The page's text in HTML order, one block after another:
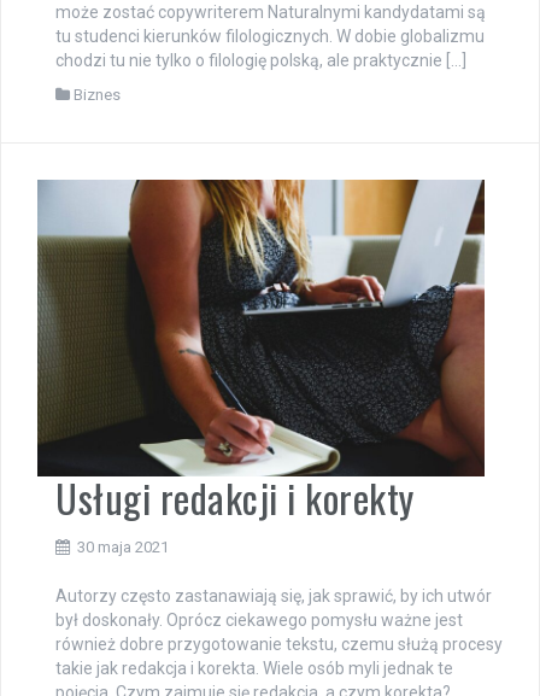
może zostać copywriterem Naturalnymi kandydatami są
tu studenci kierunków filologicznych. W dobie globalizmu
chodzi tu nie tylko o filologię polską, ale praktycznie […]
Biznes
Usługi redakcji i korekty
30 maja 2021
Autorzy często zastanawiają się, jak sprawić, by ich utwór
był doskonały. Oprócz ciekawego pomysłu ważne jest
również dobre przygotowanie tekstu, czemu służą procesy
takie jak redakcja i korekta. Wiele osób myli jednak te
pojęcia. Czym zajmuje się redakcja, a czym korekta?